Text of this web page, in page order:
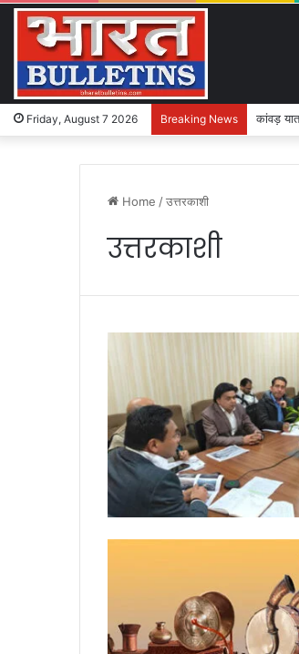
Friday, August 7 2026 Breaking News कांवड़
Home /उत्तरकाशी
उत्तरकाशी